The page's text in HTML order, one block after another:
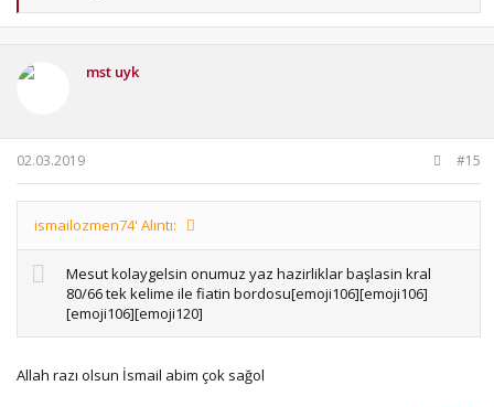
p
mst uyk
02.03.2019 #15
ismailozmen74' Alıntı:
Mesut kolaygelsin onumuz yaz hazirliklar başlasin kral
80/66 tek kelime ile fiatin bordosu[emoji106][emoji106]
[emoji106][emoji120]
Allah razı olsun İsmail abim çok sağol